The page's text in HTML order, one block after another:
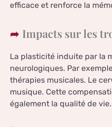
efficace et renforce la
Impacts sur les
La plasticité induite par la
neurologiques. Par
thérapies musicales. Le
musique. Cette
également la qualité de vie.